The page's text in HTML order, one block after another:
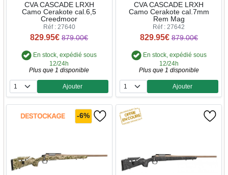
CVA CASCADE LRXH
Camo Cerakote cal.6,5
Creedmoor
Réf : 27640
829.95€ 879.00€
En stock, expédié sous
12/24h
Plus que 1 disponible
Quantité
Ajouter
CVA CASCADE LRXH
Camo Cerakote cal.7mm
Rem Mag
Réf : 27642
829.95€ 879.00€
En stock, expédié sous
12/24h
Plus que 1 disponible
Quantité
Ajouter
-6%